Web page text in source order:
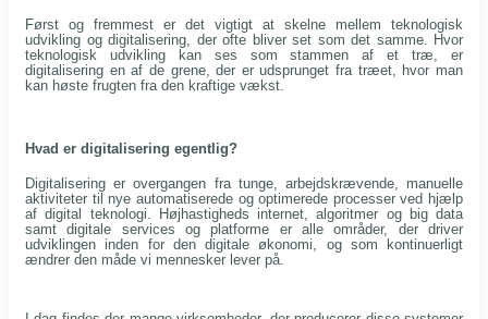
Først og fremmest er det vigtigt at skelne mellem teknologisk
udvikling og digitalisering, der ofte bliver set som det samme. Hvor
teknologisk udvikling kan ses som stammen af et træ, er
digitalisering en af de grene, der er udsprunget fra træet, hvor man
kan høste frugten fra den kraftige vækst.
Hvad er digitalisering egentlig?
Digitalisering er overgangen fra tunge, arbejdskrævende, manuelle
aktiviteter til nye automatiserede og optimerede processer ved hjælp
af digital teknologi. Højhastigheds internet, algoritmer og big data
samt digitale services og platforme er alle områder, der driver
udviklingen inden for den digitale økonomi, og som kontinuerligt
ændrer den måde vi mennesker lever på.